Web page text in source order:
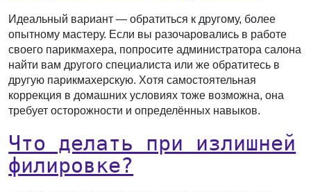
Идеальный вариант — обратиться к другому, более
опытному мастеру. Если вы разочаровались в работе
своего парикмахера, попросите администратора салона
найти вам другого специалиста или же обратитесь в
другую парикмахерскую. Хотя самостоятельная
коррекция в домашних условиях тоже возможна, она
требует осторожности и определённых навыков.
Что делать при излишней
филировке?